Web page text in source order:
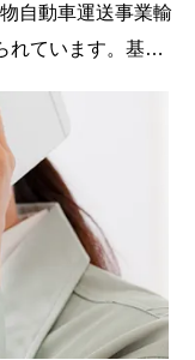
自動車運送事業輸
れています。基本
近年はICT技術の
わる「遠隔点呼」
義務付けられてい
在するのも事実で
7月26日に公表し
する監査と処分結
者の最も多い違反
は、あらためて正